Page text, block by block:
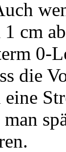
cm
0-
die